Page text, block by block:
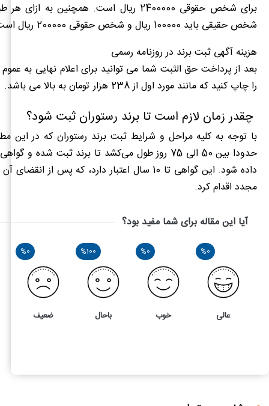
برای شخص حقوقی 2400000 ریال است. همچنین به
شخص حقیقی باید 100000 ریال و شخص حقوقی 200000 ریال است.
هزینه آگهی ثبت برند در روزنامه رسمی
بعد از پرداخت حق الثبت شما می توانید برای اعلام نهایی به
را چاپ کنید که مانند مورد اول از 238 هزار تومان به بالا می باشد.
چقدر زمان لازم است تا برند رستوران ثبت شود؟
با توجه به کلیه مراحل و شرایط ثبت برند رستوران که در این
حدودا بین 50 الی 75 روز طول می‌کشد تا برند ثبت شده
داده شود. این گواهی تا 10 سال اعتبار دارد، که پس از
مجدد اقدام کرد.
آیا این مقاله برای شما مفید بود؟
%0
عالی
%0
خوب
%100
باحال
%0
ضعیف